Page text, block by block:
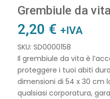
Grembiule da
2,20 € +IVA
SKU: SD0000158
Il grembiule da vita è
proteggere i tuoi abiti
dimensioni di 54 x 30 cm
qualsiasi corporatura,